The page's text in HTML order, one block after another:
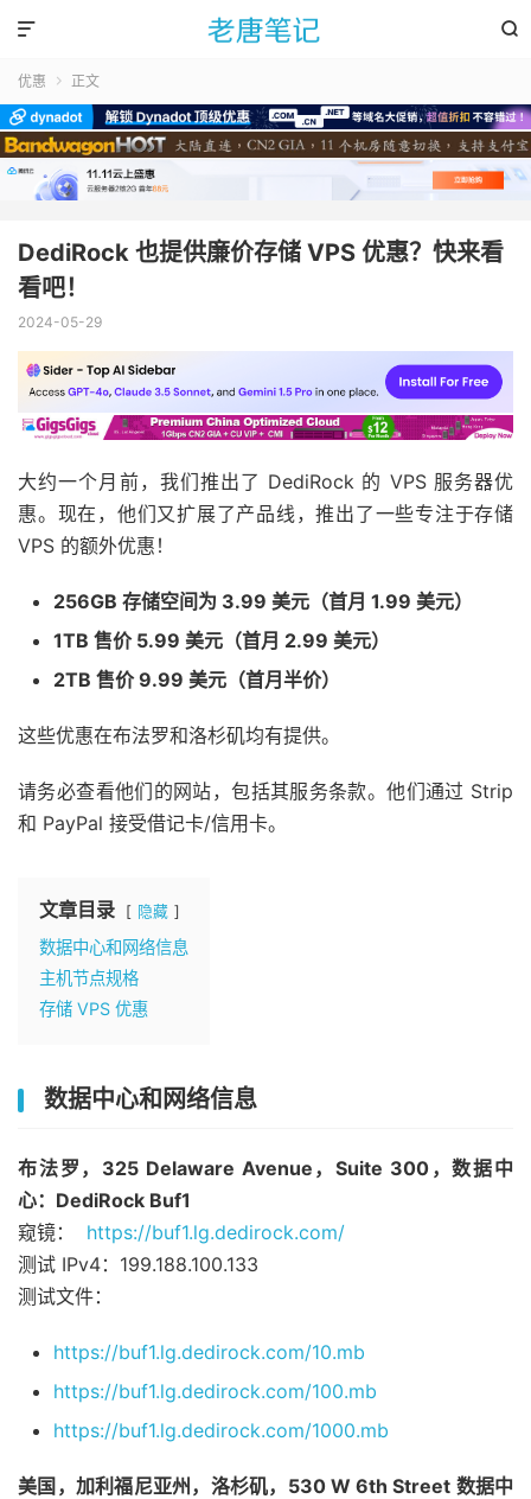


优惠  正文
DediRock 也提供廉价存储 VPS 优惠？快来看
看吧！
2024-05-29
大约一个月前，我们推出了 DediRock 的 VPS 服务器优
惠。现在，他们又扩展了产品线，推出了一些专注于存储
VPS 的额外优惠！
256GB 存储空间为 3.99 美元（首月 1.99 美元）
1TB 售价 5.99 美元（首月 2.99 美元）
2TB 售价 9.99 美元（首月半价）
这些优惠在布法罗和洛杉矶均有提供。
请务必查看他们的网站，包括其服务条款。他们通过 Strip
和 PayPal 接受借记卡/信用卡。
文章目录 隐藏
数据中心和网络信息
主机节点规格
存储 VPS 优惠
数据中心和网络信息
布法罗，325 Delaware Avenue，Suite 300，数据中
心：DediRock Buf1
窥镜： https://buf1.lg.dedirock.com/
测试 IPv4：199.188.100.133
测试文件：
https://buf1.lg.dedirock.com/10.mb
https://buf1.lg.dedirock.com/100.mb
https://buf1.lg.dedirock.com/1000.mb
美国，加利福尼亚州，洛杉矶，530 W 6th Street 数据中